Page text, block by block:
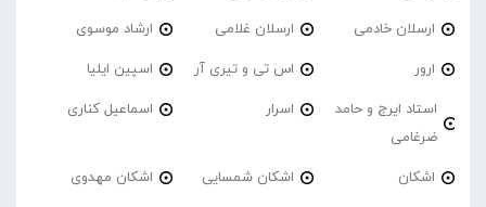
ارسلان خادمی ارسلان غلامی ارشاد موسوی
ارور اس تی و تیری آر اسپین ایلیا
استاد ایرج و حامد
ضرغامی
اسرار اسماعیل کناری
اشکان اشکان شمسایی اشکان مهدوی